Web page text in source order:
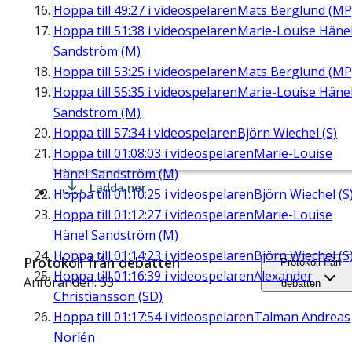
Hoppa till 49:27 i videospelarenMats Berglund
Hoppa till 51:38 i videospelarenMarie-Louise
Sandström (M)
Hoppa till 53:25 i videospelarenMats Berglund
Hoppa till 55:35 i videospelarenMarie-Louise
Sandström (M)
Hoppa till 57:34i videospelarenBjörn Wiechel (S)
Hoppa till 01:08:03 i videospelarenMarie-Louise
Hänel Sandström (M)
Hoppa till01:10:25 i videospelarenBjörn Wiechel
Hoppa till 01:12:27 i videospelarenMarie-Louise
Hänel Sandström (M)
Hoppa till 01:14:23 i videospelarenBjörn Wiechel
Hoppa till01:16:39 i videospelarenAlexander
Christiansson (SD)
Hoppa till 01:17:54i videospelarenTalman Andreas
Norlén
Ladda ner
Protokoll från debatten
Anföranden: 53
Protokoll från
debatten